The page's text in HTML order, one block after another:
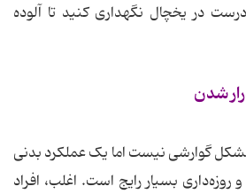
در یخچال نگهداری کنید تا آلوده
شدن
گوارشی نیست اما یک عملکرد بدنی
بسیار رایج است. اغلب، افراد